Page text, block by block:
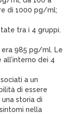
di 1000 pg/ml;
tra i 4 gruppi.
era 985 pg/ml. Le
dei 4
a un
di essere
storia di
nella